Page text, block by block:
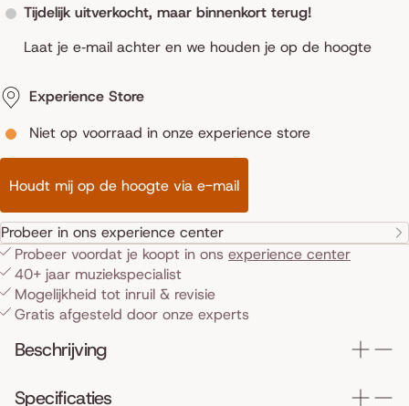
Tijdelijk uitverkocht, maar binnenkort terug!
Laat je e‑mail achter en we houden je op de hoogte
Experience Store
Niet op voorraad in onze experience store
Houdt mij op de hoogte via e-mail
Probeer in ons experience center
Probeer voordat je koopt in ons experience center
40+ jaar muziekspecialist
Mogelijkheid tot inruil & revisie
Gratis afgesteld door onze experts
Beschrijving
Specificaties